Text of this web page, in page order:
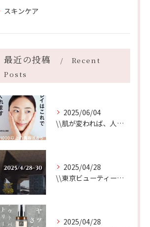
スキンケア
最近の投稿
Recent
Posts
2025/06/04
\\肌が変われば、人生が変わる//
2025/04/28
\\東京ビューティーワールド始まります//
2025/04/28